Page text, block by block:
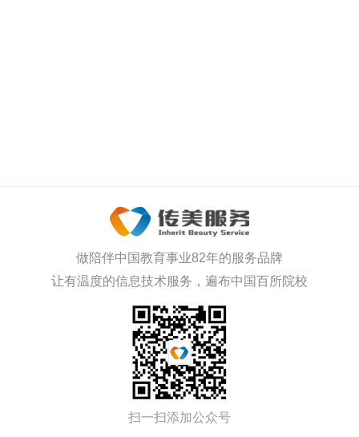
做陪伴中国教育事业82年的服务品牌
让有温度的信息技术服务，遍布中国百所院校
扫一扫添加公众号